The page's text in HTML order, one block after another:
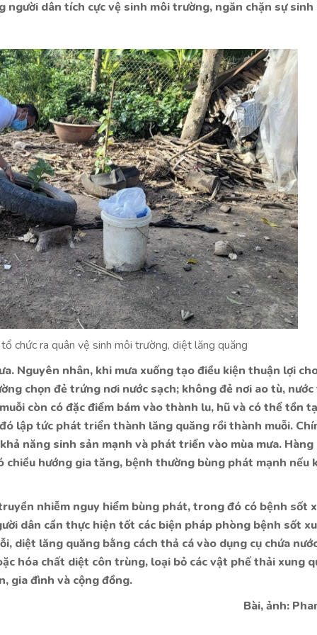
dân tích cực vệ sinh môi trường, ngăn chặn sự sinh
chức ra quân vệ sinh môi trường, diệt lăng quăng
Nguyên nhân, khi mưa xuống tạo điều kiện thuận lợi
chọn đẻ trứng nơi nước sạch; không đẻ nơi ao tù,
còn có đặc điểm bám vào thành lu, hũ và có thể tồn
lập tức phát triển thành lăng quăng rồi thành muỗi.
năng sinh sản mạnh và phát triển vào mùa mưa. Hàng
hướng gia tăng, bệnh thường bùng phát mạnh nếu
nhiễm nguy hiểm bùng phát, trong đó có bệnh sốt
dân cần thực hiện tốt các biện pháp phòng bệnh sốt
diệt lăng quăng bằng cách thả cá vào dụng cụ chứa
hóa chất diệt côn trùng, loại bỏ các vật phế thải xung
gia đình và cộng đồng.
Bài, ảnh: